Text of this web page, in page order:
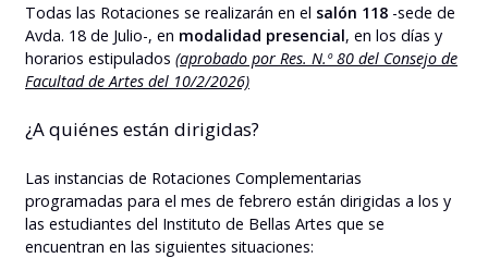
Todas las Rotaciones se realizarán en el salón 118 -sede de
Avda. 18 de Julio-, en modalidad presencial, en los días y
horarios estipulados (aprobado por Res. N.º 80 del Consejo de
Facultad de Artes del 10/2/2026)
¿A quiénes están dirigidas?
Las instancias de Rotaciones Complementarias
programadas para el mes de febrero están dirigidas a los y
las estudiantes del Instituto de Bellas Artes que se
encuentran en las siguientes situaciones: